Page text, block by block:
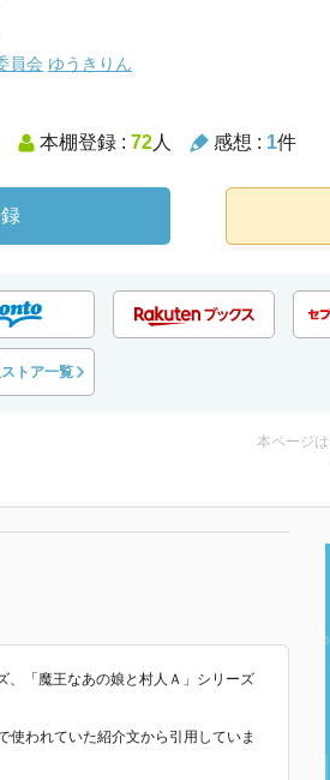
員会 ゆうきりん
本棚登録 : 72人 感想 : 1件
トア一覧
本ページ
、「魔王なあの娘と村人Ａ」シリーズ
使われていた紹介文から引用していま